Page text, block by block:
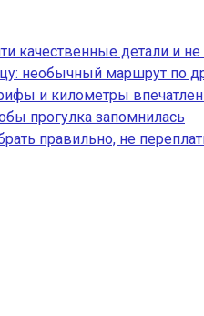
качественные детали и не
необычный маршрут по
и километры
прогулка запомнилась
правильно, не